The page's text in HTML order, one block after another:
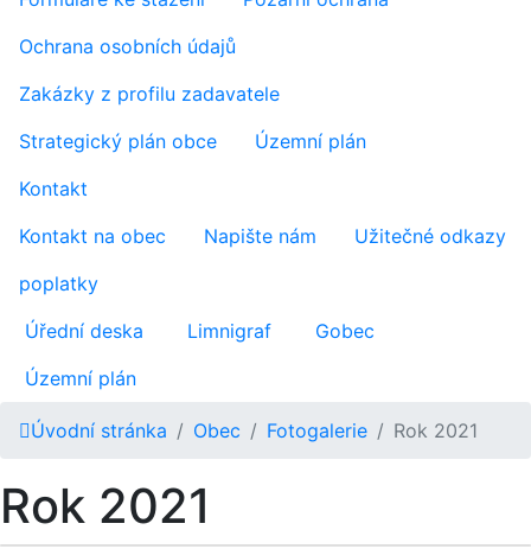
Ochrana osobních údajů
Zakázky z profilu zadavatele
Strategický plán obce
Územní plán
Kontakt
Kontakt na obec
Napište nám
Užitečné odkazy
poplatky
Úřední deska
Limnigraf
Gobec
Územní plán
Úvodní stránka Obec Fotogalerie Rok 2021
Rok 2021